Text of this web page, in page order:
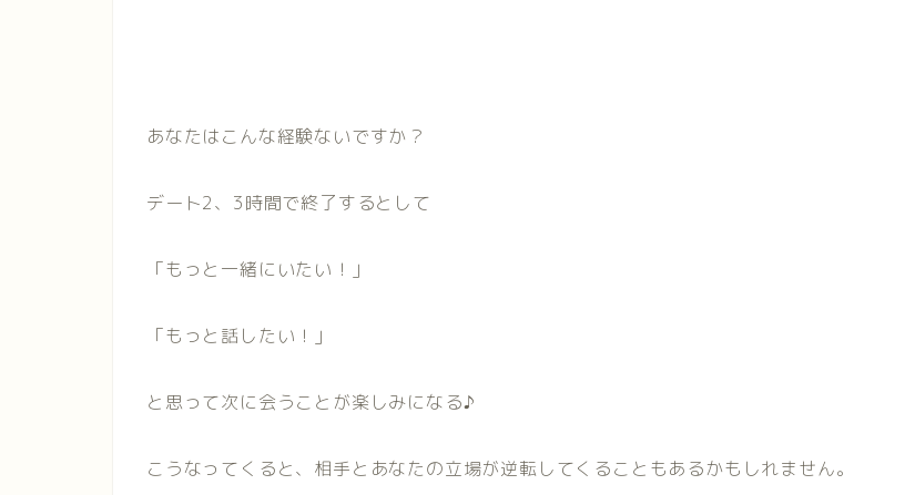
あなたはこんな経験ないですか？
デート2、3時間で終了するとして
「もっと一緒にいたい！」
「もっと話したい！」
と思って次に会うことが楽しみになる♪
こうなってくると、相手とあなたの立場が逆転してくることもあるかもしれません。